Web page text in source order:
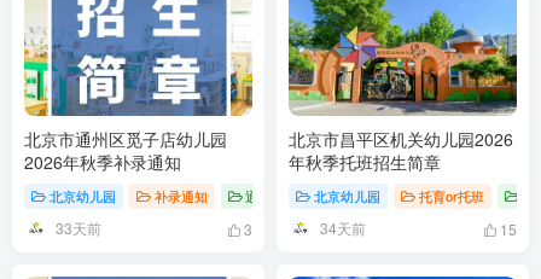
北京市通州区觅子店幼儿园
2026年秋季补录通知
北京幼儿园 补录通知 通州区
33天前 3
北京市昌平区机关幼儿园2026
年秋季托班招生简章
北京幼儿园 托育or托班
34天前 15